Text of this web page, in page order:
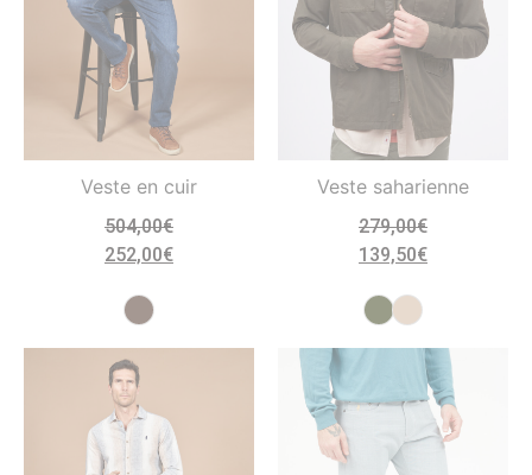
Veste en cuir
504,00€
252,00€
Veste saharienne
279,00€
139,50€